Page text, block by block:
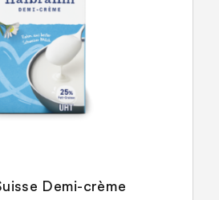
Demi-crème